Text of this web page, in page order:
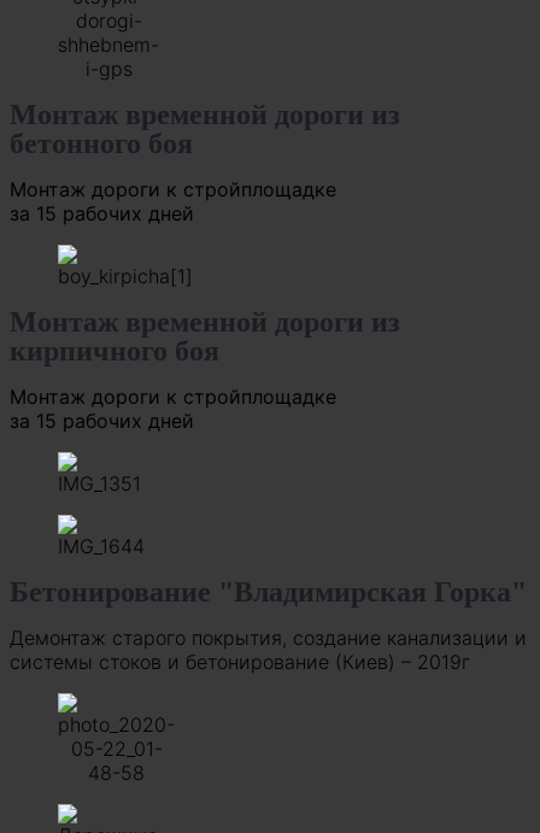
Монтаж временной дороги из
бетонного боя
Монтаж дороги к стройплощадке
за 15 рабочих дней
Монтаж временной дороги из
кирпичного боя
Монтаж дороги к стройплощадке
за 15 рабочих дней
Бетонирование "Владимирская Горка"
Демонтаж старого покрытия, создание канализации и
системы стоков и бетонирование (Киев) – 2019г